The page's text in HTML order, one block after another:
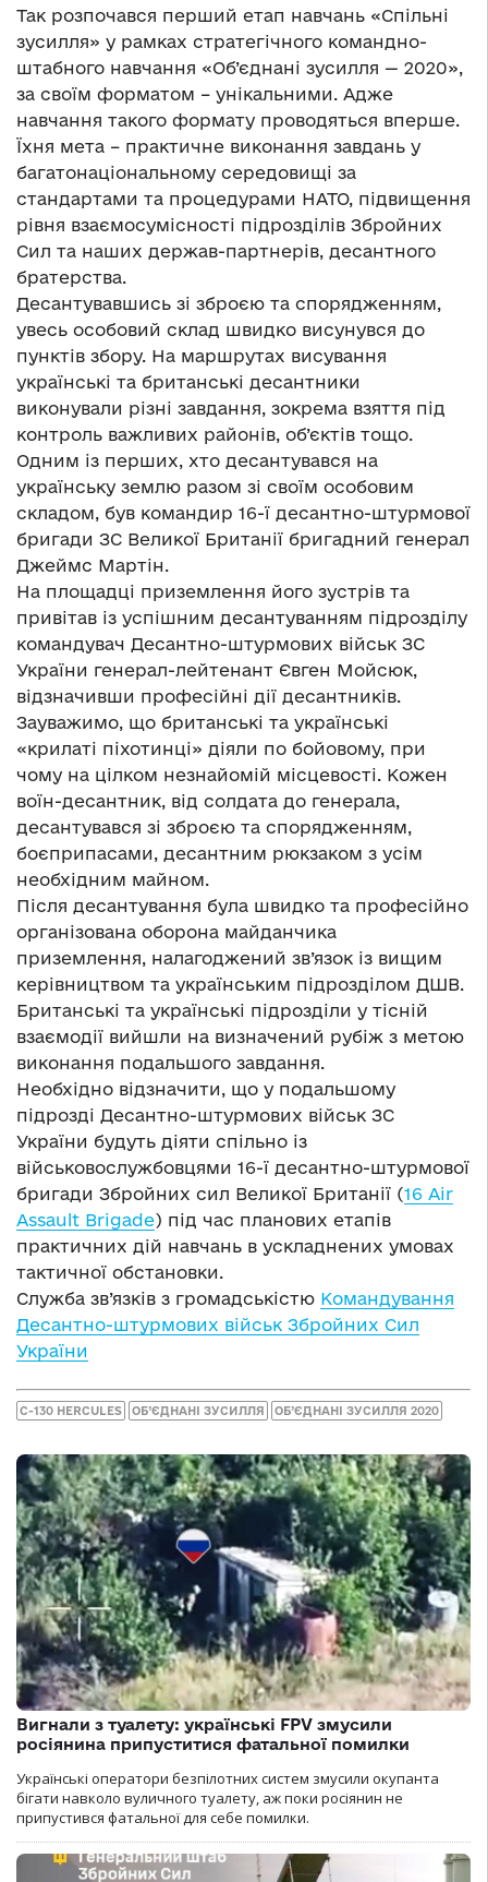
Так розпочався перший етап навчань «Спільні
зусилля» у рамках стратегічного командно-
штабного навчання «Об’єднані зусилля — 2020»,
за своїм форматом – унікальними. Адже
навчання такого формату проводяться вперше.
Їхня мета – практичне виконання завдань у
багатонаціональному середовищі за
стандартами та процедурами НАТО, підвищення
рівня взаємосумісності підрозділів Збройних
Сил та наших держав-партнерів, десантного
братерства.
Десантувавшись зі зброєю та спорядженням,
увесь особовий склад швидко висунувся до
пунктів збору. На маршрутах висування
українські та британські десантники
виконували різні завдання, зокрема взяття під
контроль важливих районів, об’єктів тощо.
Одним із перших, хто десантувався на
українську землю разом зі своїм особовим
складом, був командир 16-ї десантно-штурмової
бригади ЗС Великої Британії бригадний генерал
Джеймс Мартін.
На площадці приземлення його зустрів та
привітав із успішним десантуванням підрозділу
командувач Десантно-штурмових військ ЗС
України генерал-лейтенант Євген Мойсюк,
відзначивши професійні дії десантників.
Зауважимо, що британські та українські
«крилаті піхотинці» діяли по бойовому, при
чому на цілком незнайомій місцевості. Кожен
воїн-десантник, від солдата до генерала,
десантувався зі зброєю та спорядженням,
боєприпасами, десантним рюкзаком з усім
необхідним майном.
Після десантування була швидко та професійно
організована оборона майданчика
приземлення, налагоджений зв’язок із вищим
керівництвом та українським підрозділом ДШВ.
Британські та українські підрозділи у тісній
взаємодії вийшли на визначений рубіж з метою
виконання подальшого завдання.
Необхідно відзначити, що у подальшому
підрозді Десантно-штурмових військ ЗС
України будуть діяти спільно із
військовослужбовцями 16-ї десантно-штурмової
бригади Збройних сил Великої Британії (16 Air
Assault Brigade) під час планових етапів
практичних дій навчань в ускладнених умовах
тактичної обстановки.
Служба зв’язків з громадськістю Командування
Десантно-штурмових військ Збройних Сил
України
C-130 HERCULES ОБ’ЄДНАНІ ЗУСИЛЛЯ ОБ’ЄДНАНІ ЗУСИЛЛЯ 2020
Вигнали з туалету: українські FPV змусили
росіянина припуститися фатальної помилки
Українські оператори безпілотних систем змусили окупанта
бігати навколо вуличного туалету, аж поки росіянин не
припустився фатальної для себе помилки.